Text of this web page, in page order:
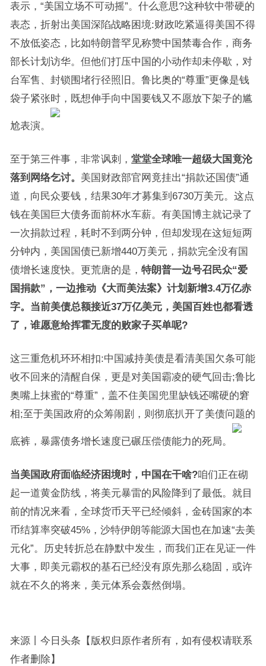
表示，“美国立场不可动摇”。什么意思?这种软中带硬的
表态，折射出美国深陷战略困境:财政吃紧逼得美国不得
不放低姿态，比如特朗普罕见称赞中国禁毒合作，商务
部长计划访华。但他们打压中国的小动作却未停歇，对
台军售、封锁围堵行径照旧。鲁比奥的“尊重”更像是钱
袋子紧张时，既想伸手向中国要钱又不愿放下架子的尴
尬表演。
至于第三件事，非常讽刺， 堂堂全球唯一超级大国竟沦
落到网络乞讨。 美国财政部官网竟挂出“捐款还国债”通
道，向民众要钱，结果30年才募集到6730万美元。这点
钱在美国巨大债务面前杯水车薪。有美国博主就记录了
一次捐款过程，耗时不到两分钟，但却发现在这短短两
分钟内，美国国债已新增440万美元，捐款完全没有国
债增长速度快。更荒唐的是， 特朗普一边号召民众“爱
国捐款”，一边推动《大而美法案》计划新增3.4万亿赤
字。当前美债总额接近37万亿美元，美国百姓也都看透
了，谁愿意给挥霍无度的败家子买单呢?
这三重危机环环相扣:中国减持美债是看清美国欠条可能
收不回来的清醒自保，更是对美国霸凌的硬气回击;鲁比
奥嘴上抹蜜的“尊重”，盖不住美国兜里缺钱还嘴硬的窘
相;至于美国政府的众筹闹剧，则彻底扒开了美债问题的
底裤，暴露债务增长速度已碾压偿债能力的死局。
当美国政府面临经济困境时，中国在干啥?咱们正在砌
起一道黄金防线，将美元暴雷的风险降到了最低。就目
前的情况来看，全球货币天平已经倾斜，金砖国家的本
币结算率突破45%，沙特伊朗等能源大国也在加速“去美
元化”。历史转折总在静默中发生，而我们正在见证一件
大事，即美元霸权的基石已经没有原先那么稳固，或许
就在不久的将来，美元体系会轰然倒塌。
来源丨今日头条【版权归原作者所有，如有侵权请联系
作者删除】